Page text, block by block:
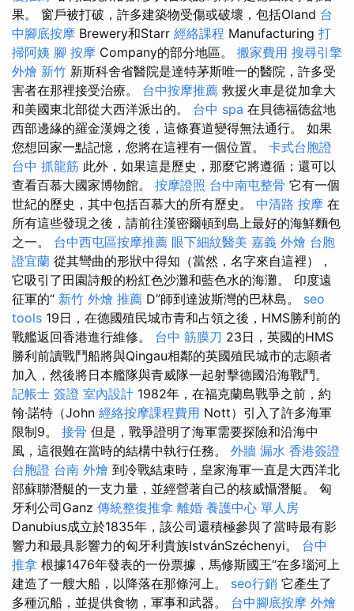
果。 窗戶被打破，許多建築物受傷或破壞，包括Oland 台
中腳底按摩 Brewery和Starr 經絡課程 Manufacturing 打
掃阿姨 腳 按摩 Company的部分地區。 搬家費用 搜尋引擎
外燴 新竹 新斯科舍省醫院是達特茅斯唯一的醫院，許多受
害者在那裡接受治療。 台中按摩推薦 救援火車是從加拿大
和美國東北部從大西洋派出的。 台中 spa 在貝德福德盆地
西部邊緣的羅金漢姆之後，這條賽道變得無法通行。 如果
您想回家一點記憶，您將在這裡有一個位置。 卡式台胞證
台中 抓龍筋 此外，如果這是歷史，那麼它將遵循；還可以
查看百慕大國家博物館。 按摩證照 台中南屯整骨 它有一個
世紀的歷史，其中包括百慕大的所有歷史。 中清路 按摩 在
所有這些發現之後，請前往漢密爾頓到島上最好的海鮮麵包
之一。 台中西屯區按摩推薦 眼下細紋醫美 嘉義 外燴 台胞
證宜蘭 從其彎曲的形狀中得知（當然，名字來自這裡），
它吸引了田園詩般的粉紅色沙灘和藍色水的海灘。 印度遠
征軍的“ 新竹 外燴 推薦 D”師到達波斯灣的巴林島。 seo
tools 19日，在德國殖民城市青和占領之後，HMS勝利前的
戰艦返回香港進行維修。 台中 筋膜刀 23日，英國的HMS
勝利前讀戰鬥船將與Qingau相鄰的英國殖民城市的志願者
加入，然後將日本艦隊與青威隊一起射擊德國沿海戰鬥。
記帳士 簽證 室內設計 1982年，在福克蘭島戰爭之前，約
翰·諾特（John 經絡按摩課程費用 Nott）引入了許多海軍
限制9。 接骨 但是，戰爭證明了海軍需要探險和沿海中
風，這很難在當時的結構中執行任務。 外牆 漏水 香港簽證
台胞證 台南 外燴 到冷戰結束時，皇家海軍一直是大西洋北
部蘇聯潛艇的一支力量，並經營著自己的核威懾潛艇。 匈
牙利公司Ganz 傳統整復推拿 離婚 養護中心 單人房
Danubius成立於1835年，該公司還積極參與了當時最有影
響力和最具影響力的匈牙利貴族IstvánSzéchenyi。 台中
推拿 根據1476年發表的一份票據，馬修斯國王“在多瑙河上
建造了一艘大船，以降落在那條河上。 seo行銷 它產生了
多種沉船，並提供食物，軍事和武器。 台中腳底按摩 外燴